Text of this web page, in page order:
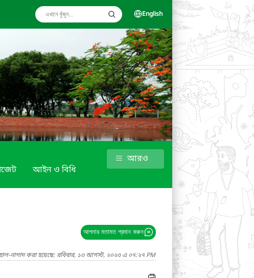
English
আইন ও বিধি
আরও
আপনার মতামত প্রদান করুন
নাগাদ করা হয়েছে: রবিবার, ১৩ আগস্ট, ২০২৩ এ ০৭:২৭ PM